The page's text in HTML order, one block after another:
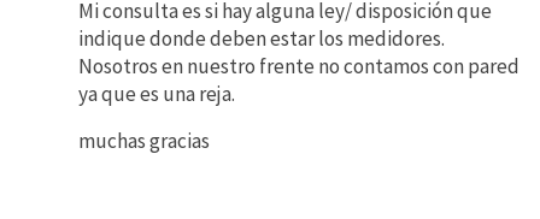
Mi consulta es si hay alguna ley/ disposición que
indique donde deben estar los medidores.
Nosotros en nuestro frente no contamos con pared
ya que es una reja.
muchas gracias